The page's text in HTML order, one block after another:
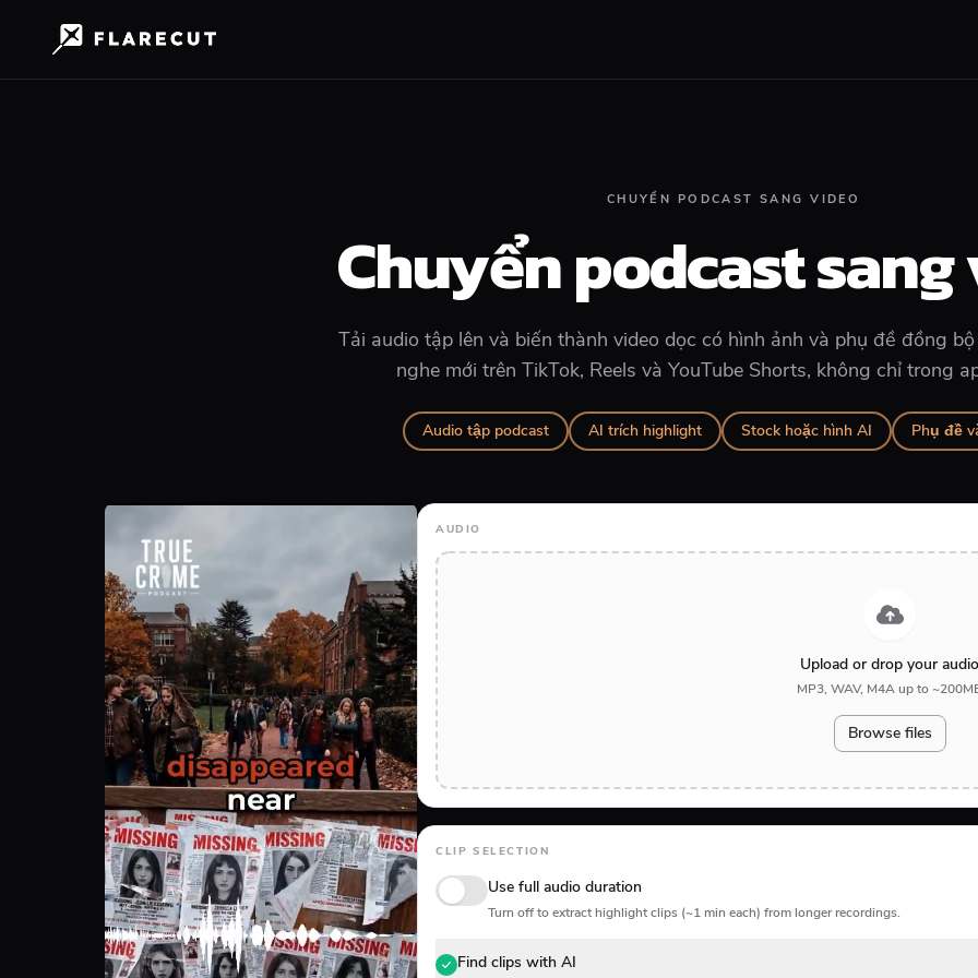
CHUYỂN PODCAST SANG VIDEO
Chuyển podcast
Tải audio tập lên và biến thành video dọc có hình ảnh và phụ đề đồng
nghe mới trên TikTok, Reels và YouTube Shorts, không chỉ trong
Audio tập podcast AI trích highlight Stock hoặc hình AI Phụ đề
AUDIO
Upload or drop your audio
MP3, WAV, M4A up to
Browse files
CLIP SELECTION
Use full audio duration
Turn off to extract highlight clips (~1 min each) from longer recordings.
Find clips with AI